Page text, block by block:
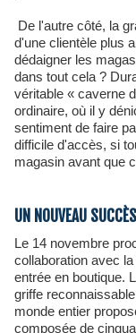
De l'autre côté, la
d'une clientèle plus
dédaigner les
dans tout cela ?
véritable « caverne
ordinaire, où il y
sentiment de faire
difficile d'accès, si
magasin avant que
UN NOUVEAU
Le 14 novembre prochain, une nouvelle collection limitée en
collaboration avec
entrée en boutique.
griffe
monde entier
composée de